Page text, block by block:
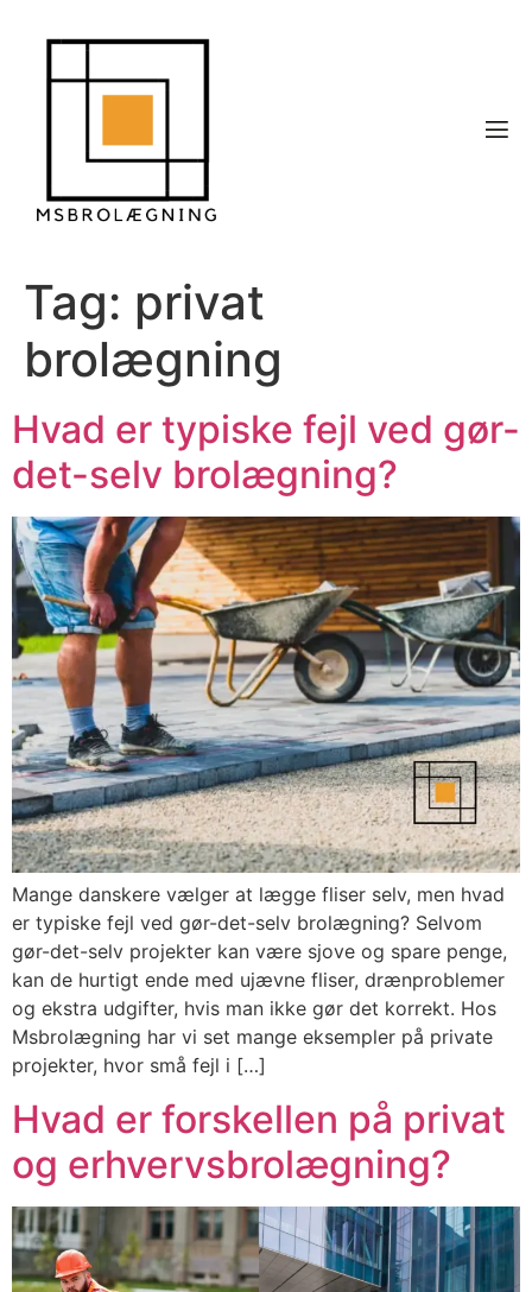
Tag: privat
brolægning
Hvad er typiske fejl ved gør-
det-selv brolægning?
Mange danskere vælger at lægge fliser selv, men hvad
er typiske fejl ved gør-det-selv brolægning? Selvom
gør-det-selv projekter kan være sjove og spare penge,
kan de hurtigt ende med ujævne fliser, drænproblemer
og ekstra udgifter, hvis man ikke gør det korrekt. Hos
Msbrolægning har vi set mange eksempler på private
projekter, hvor små fejl i […]
Hvad er forskellen på privat
og erhvervsbrolægning?